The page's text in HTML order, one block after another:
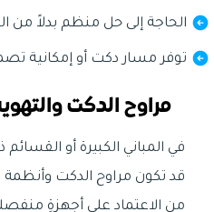
الحاجة إلى حل منظم بدلاً من
توفر مسار دكت أو إمكانية
مراوح الدكت
في المباني الكبيرة أو
قد تكون مراوح الدكت وأنظمة
من الاعتماد على أجهزةٍ